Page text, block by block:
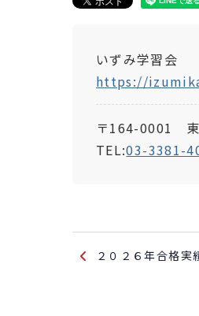
いずみ学習会
https://
〒164-0001 東
TEL:03-3381-
２０２６年合格実